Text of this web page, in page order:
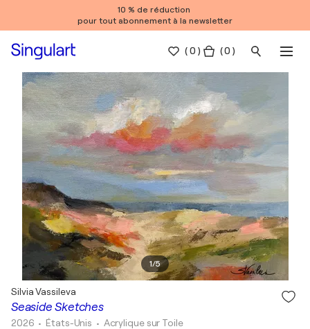
10 % de réduction
pour tout abonnement à la newsletter
(0 ) ( 0 )
1/5
Seaside Sketches
Silvia Vassileva
2026 • États-Unis • Acrylique sur Toile